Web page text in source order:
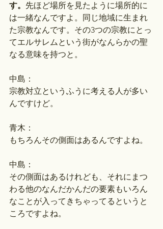
す。 先ほど場所を見たように場所的に
は一緒なんですよ。同じ地域に生まれ
た宗教なんです。その3つの宗教にとっ
てエルサレムという街がなんらかの聖
なる意味を持つと。
中島：
宗教対立というふうに考える人が多い
んですけど。
青木：
もちろんその側面はあるんですよね。
中島：
その側面はあるけれども、それにまつ
わる他のなんだかんだの要素もいろん
なことが入ってきちゃってるというと
ころですよね。